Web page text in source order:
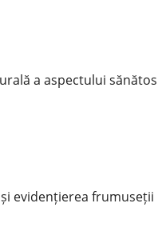
a aspectului
evidențierea